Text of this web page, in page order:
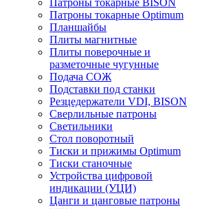
Патроны токарные BISON
Патроны токарные Optimum
Планшайбы
Плиты магнитные
Плиты поверочные и
разметочные чугунные
Подача СОЖ
Подставки под станки
Резцедержатели VDI, BISON
Сверлильные патроны
Светильники
Стол поворотный
Тиски и прижимы Optimum
Тиски станочные
Устройства цифровой
индикации (УЦИ)
Цанги и цанговые патроны